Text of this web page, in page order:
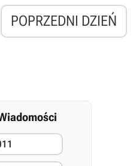
POPRZEDNI DZIEŃ